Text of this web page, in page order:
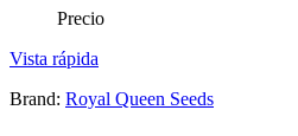
Precio
Vista rápida
Brand: Royal Queen Seeds